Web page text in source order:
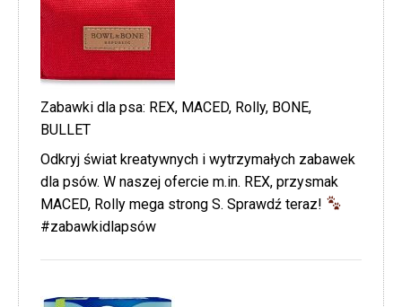
Zabawki dla psa: REX, MACED, Rolly, BONE,
BULLET
Odkryj świat kreatywnych i wytrzymałych zabawek
dla psów. W naszej ofercie m.in. REX, przysmak
MACED, Rolly mega strong S. Sprawdź teraz!
#zabawkidlapsów